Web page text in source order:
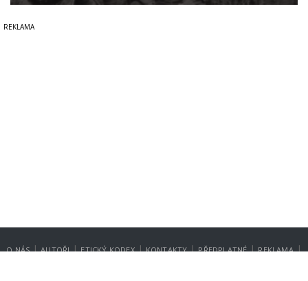
O NÁS | AUTOŘI | ETICKÝ KODEX | KONTAKTY | PŘEDPLATNÉ | REKLAMA |